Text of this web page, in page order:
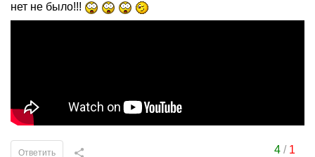
нет не было!!!
4/ 1
Ответить